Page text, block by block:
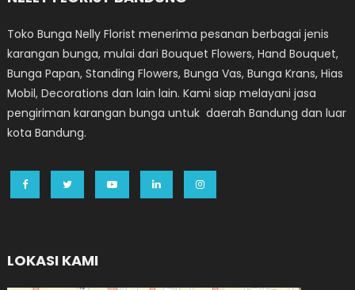
Toko Bunga Nelly Florist menerima pesanan berbagai jenis
karangan bunga, mulai dari Bouquet Flowers, Hand Bouquet,
Bunga Papan, Standing Flowers, Bunga Vas, Bunga Krans, Hias
Mobil, Decorations dan lain lain. Kami siap melayani jasa
pengiriman karangan bunga untuk daerah Bandung dan luar
kota Bandung.
LOKASI KAMI